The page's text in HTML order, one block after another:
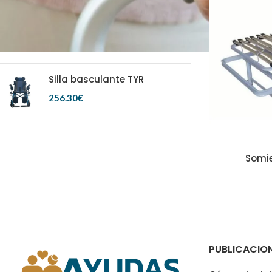
Andadores de 2 Ruedas Polar
66.00€
Silla basculante TYR
256.30€